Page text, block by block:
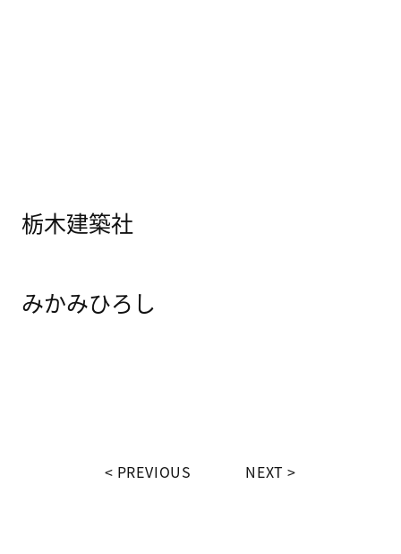
栃木建築社
みかみひろし
PREVIOUS NEXT